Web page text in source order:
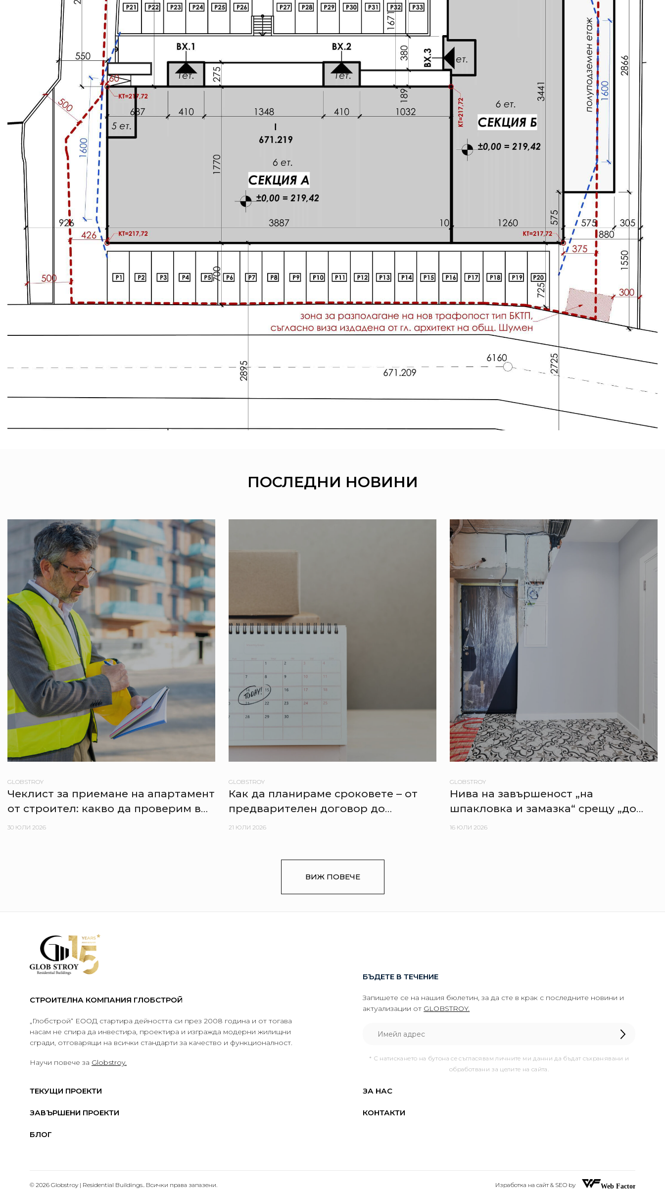
ПОСЛЕДНИ НОВИНИ
GLOBSTROY
Чеклист за приемане на апартамент
от строител: какво да проверим в
деня на предаване
30 ЮЛИ 2026
GLOBSTROY
Как да планираме сроковете – от
предварителен договор до
нанасяне в новия апартамент
21 ЮЛИ 2026
GLOBSTROY
Нива на завършеност „на
шпакловка и замазка“ срещу „до
ключ“ – плюсове и минуси за
16 ЮЛИ 2026
ВИЖ ПОВЕЧЕ
СТРОИТЕЛНА КОМПАНИЯ ГЛОБСТРОЙ
„Глобстрой“ ЕООД стартира дейността си през 2008 година и от тогава
насам не спира да инвестира, проектира и изгражда модерни жилищни
сгради, отговарящи на всички стандарти за качество и функционалност.
Научи повече за Globstroy.
ТЕКУЩИ ПРОЕКТИ
ЗАВЪРШЕНИ ПРОЕКТИ
БЛОГ
ЗА НАС
КОНТАКТИ
БЪДЕТЕ В ТЕЧЕНИЕ
Запишете се на нашия бюлетин, за да сте в крак с последните новини и
актуализации от GLOBSTROY.
* С натискането на бутона се съгласявам личните ми данни да бъдат съхранявани и
обработвани за целите на сайта.
© 2026 Globstroy | Residential Buildings.. Всички права запазени. Изработка на сайт & SEO by